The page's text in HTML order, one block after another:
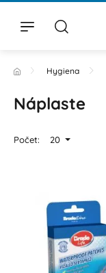
Hygiena
Náplaste
Počet: 20